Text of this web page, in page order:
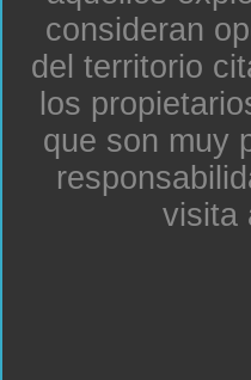
consideran
del territorio
los
que son muy
visita